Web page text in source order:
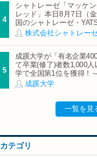
シャトレーゼ「マッケ
レッド」本日8月7日（
国のシャトレーゼ・
発売株式会社シャトレー
成蹊大学が「有名企業
て卒業(修了)者数1,000
学で全国第1位を獲得！
比＋4.3pt）に伸長、東
ンクイン～
成蹊大学
一覧を見
カテゴリ